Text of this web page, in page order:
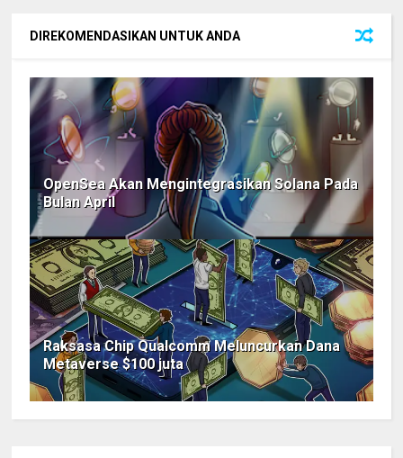
DIREKOMENDASIKAN UNTUK ANDA
OpenSea Akan Mengintegrasikan Solana Pada
Bulan April
Raksasa Chip Qualcomm Meluncurkan Dana
Metaverse $100 juta